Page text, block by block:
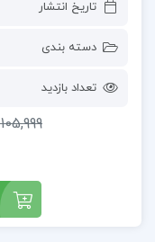
تاریخ انتشار
دسته بندی
تعداد بازدید
105,999 تومان